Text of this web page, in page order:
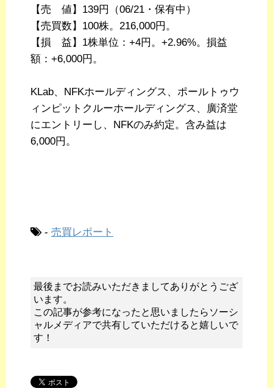
【売 値】139円（06/21・保有中）
【売買数】100株。216,000円。
【損 益】1株単位：+4円。+2.96%。損益
額：+6,000円。
KLab、NFKホールディングス、ポールトゥウ
ィンピットクルーホールディングス、廣済堂
にエントリーし、NFKのみ約定。含み益は
6,000円。
- 売買レポート
最後までお読みいただきましてありがとうござ
います。
この記事が参考になったと思いましたらソーシ
ャルメディアで共有していただけると嬉しいで
す！